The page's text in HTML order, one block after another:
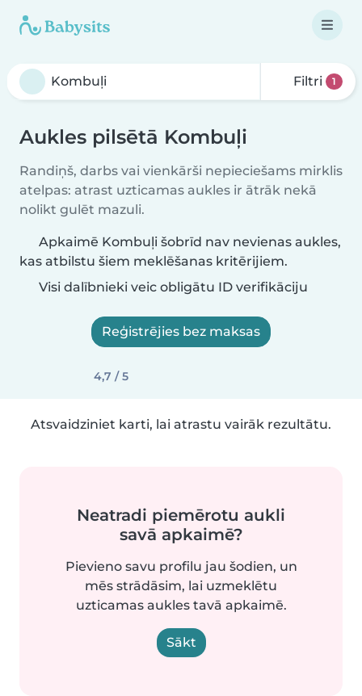
Filtri 1
Aukles pilsētā Kombuļi
Randiņš, darbs vai vienkārši nepieciešams mirklis
atelpas: atrast uzticamas aukles ir ātrāk nekā
nolikt gulēt mazuli.
Apkaimē Kombuļi šobrīd nav nevienas aukles,
kas atbilstu šiem meklēšanas kritērijiem.
Visi dalībnieki veic obligātu ID verifikāciju
Reģistrējies bez maksas
4,7 / 5
Atsvaidziniet karti, lai atrastu vairāk rezultātu.
Neatradi piemērotu aukli
savā apkaimē?
Pievieno savu profilu jau šodien, un
mēs strādāsim, lai uzmeklētu
uzticamas aukles tavā apkaimē.
Sākt